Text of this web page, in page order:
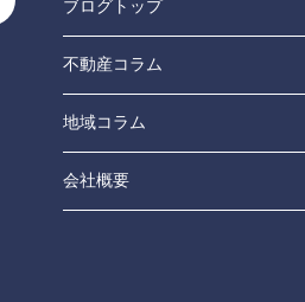
ブログトップ
不動産コラム
地域コラム
会社概要